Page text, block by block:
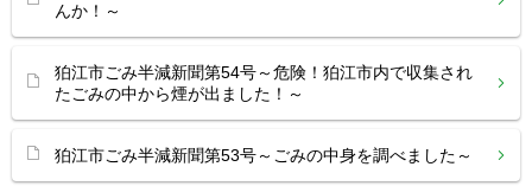
んか！～
狛江市ごみ半減新聞第54号～危険！狛江市内で収集され
たごみの中から煙が出ました！～
狛江市ごみ半減新聞第53号～ごみの中身を調べました～